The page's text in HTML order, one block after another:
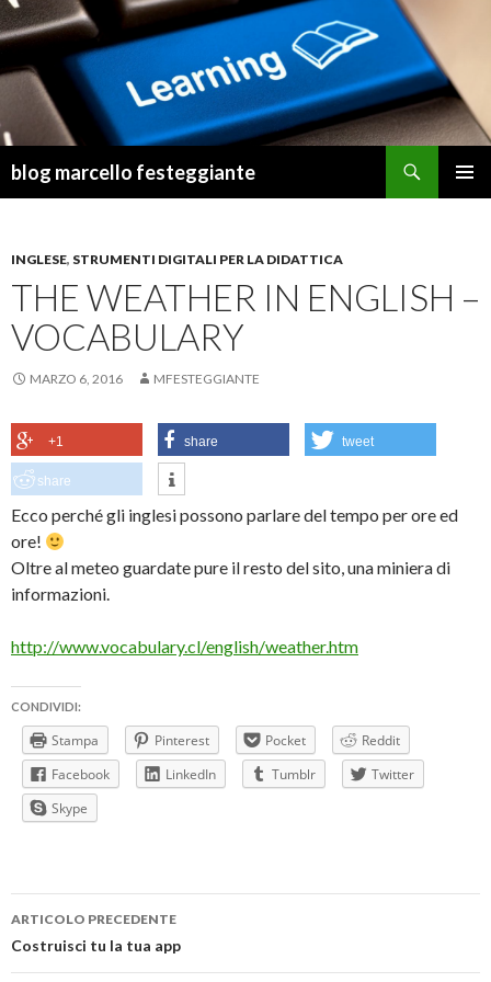
blog marcello festeggiante
INGLESE, STRUMENTI DIGITALI PER LA DIDATTICA
THE WEATHER IN ENGLISH –
VOCABULARY
MARZO 6, 2016 MFESTEGGIANTE
+1 share tweet
share
Ecco perché gli inglesi possono parlare del tempo per ore ed
ore!
Oltre al meteo guardate pure il resto del sito, una miniera di
informazioni.
http://www.vocabulary.cl/english/weather.htm
CONDIVIDI:
Stampa Pinterest Pocket
Reddit
Facebook
LinkedIn Tumblr
Twitter
Skype
Navigazione
articolo
ARTICOLO PRECEDENTE
Costruisci tu la tua app